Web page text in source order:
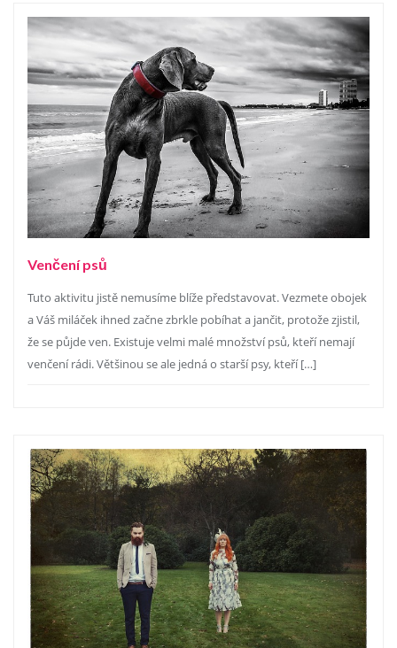
Venčení psů
Tuto aktivitu jistě nemusíme blíže představovat. Vezmete obojek
a Váš miláček ihned začne zbrkle pobíhat a jančit, protože zjistil,
že se půjde ven. Existuje velmi malé množství psů, kteří nemají
venčení rádi. Většinou se ale jedná o starší psy, kteří […]